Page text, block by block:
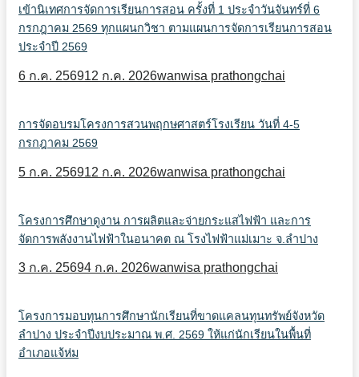
เข้านิเทศการจัดการเรียนการสอน ครั้งที่ 1 ประจำวันจันทร์ที่ 6
กรกฎาคม 2569 ทุกแผนกวิชา ตามแผนการจัดการเรียนการสอน
ประจำปี 2569
6 ก.ค. 256912 ก.ค. 2026wanwisa prathongchai
การจัดอบรมโครงการสวนพฤกษศาสตร์โรงเรียน วันที่ 4-5
กรกฎาคม 2569
5 ก.ค. 256912 ก.ค. 2026wanwisa prathongchai
โครงการศึกษาดูงาน การผลิตและจ่ายกระแสไฟฟ้า และการ
จัดการพลังงานไฟฟ้าในอนาคต ณ โรงไฟฟ้าแม่เมาะ จ.ลำปาง
3 ก.ค. 25694 ก.ค. 2026wanwisa prathongchai
โครงการมอบทุนการศึกษานักเรียนที่ขาดแคลนทุนทรัพย์จังหวัด
ลำปาง ประจำปีงบประมาณ พ.ศ. 2569 ให้แก่นักเรียนในพื้นที่
อำเภอแจ้ห่ม